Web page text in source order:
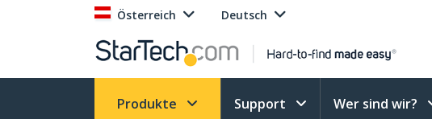
Österreich Deutsch
Produkte Support Wer sind wir?